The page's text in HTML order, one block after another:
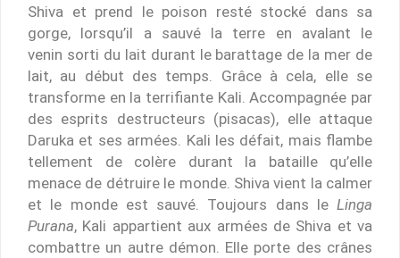
Shiva et prend le poison resté stocké dans sa
gorge, lorsqu’il a sauvé la terre en avalant le
venin sorti du lait durant le barattage de la mer de
lait, au début des temps. Grâce à cela, elle se
transforme en la terrifiante Kali. Accompagnée par
des esprits destructeurs (pisacas), elle attaque
Daruka et ses armées. Kali les défait, mais flambe
tellement de colère durant la bataille qu’elle
menace de détruire le monde. Shiva vient la calmer
et le monde est sauvé. Toujours dans le Linga
Purana, Kali appartient aux armées de Shiva et va
combattre un autre démon. Elle porte des crânes